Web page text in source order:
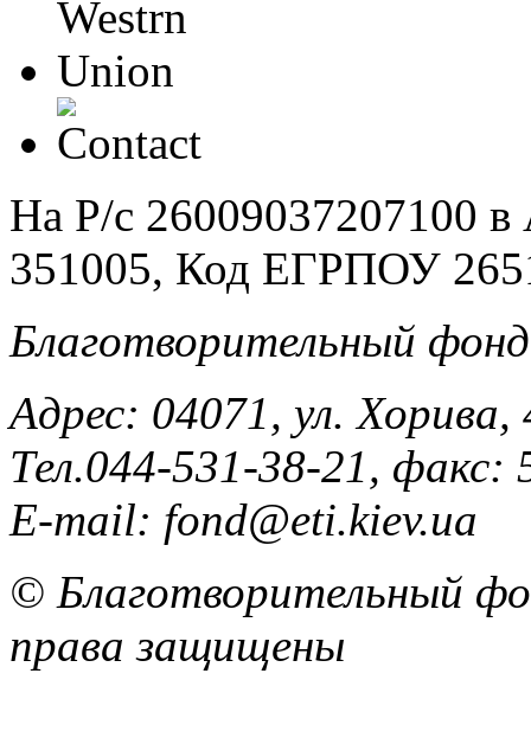
На Р/c 26009037207100
351005, Код ЕГРПОУ
Благотворительный
Адрес: 04071, ул.
Тел.044-531-38-21, факс:
E-mail: fond@eti.kiev.ua
© Благотворительный
права защищены